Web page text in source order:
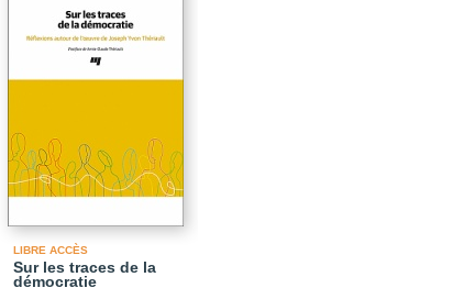
LIBRE ACCÈS
Sur les traces de la
démocratie